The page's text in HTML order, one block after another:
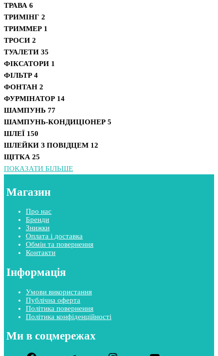
ТРАВА 6
ТРИМІНГ 2
ТРИММЕР 1
ТРОСИ 2
ТУАЛЕТИ 35
ФІКСАТОРИ 1
ФІЛЬТР 4
ФОНТАН 2
ФУРМІНАТОР 14
ШАМПУНЬ 77
ШАМПУНЬ-КОНДИЦІОНЕР 5
ШЛЕЇ 150
ШЛЕЙКИ З ПОВІДЦЕМ 12
ЩІТКА 25
ПОКАЗАТИ БІЛЬШЕ
Магазин
Про нас
Бренди
Знижки
Оплата і доставка
Обмін та повернення
Контакти
Інформація
Умови використання
Публічна оферта
Політика повернення
Політика конфіденційності
Ми в соцмережах